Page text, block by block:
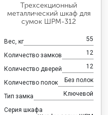
Трехсекционный
металлический шкаф для
сумок ШРМ-312
Вес, кг 55
Количество замков 12
Количество дверей 12
Количество полок Без полок
Тип замка Ключевой
Серия шкафа